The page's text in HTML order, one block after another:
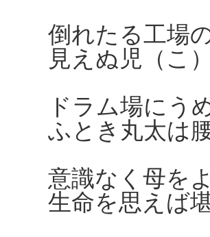
倒れたる工場
見えぬ児（こ
ドラム場にう
ふとき丸太は
意識なく母を
生命を思えば